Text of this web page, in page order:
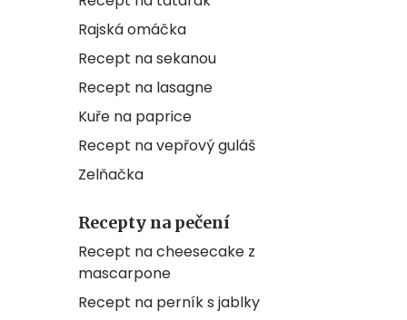
Rajská omáčka
Recept na sekanou
Recept na lasagne
Kuře na paprice
Recept na vepřový guláš
Zelňačka
Recepty na pečení
Recept na cheesecake z
mascarpone
Recept na perník s jablky